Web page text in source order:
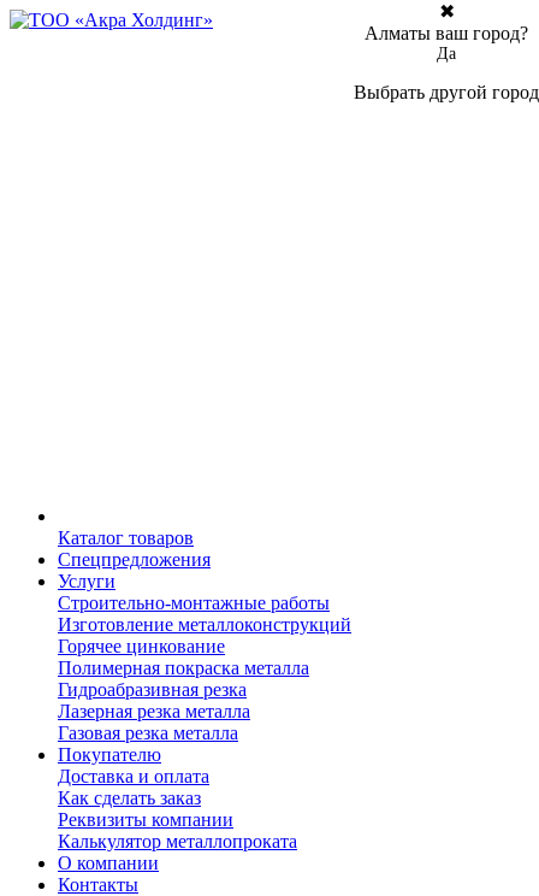
Каталог товаров
Спецпредложения
Услуги
Строительно-монтажные работы
Изготовление металлоконструкций
Горячее цинкование
Полимерная покраска металла
Гидроабразивная резка
Лазерная резка металла
Газовая резка металла
Покупателю
Доставка и оплата
Как сделать заказ
Реквизиты компании
Калькулятор металлопроката
О компании
Контакты
✖
Алматы ваш город?
Да
Выбрать другой город